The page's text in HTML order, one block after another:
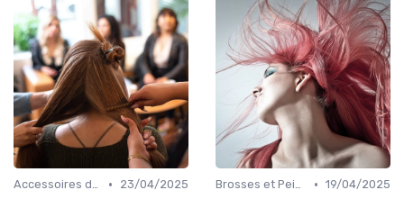
Accessoires de Coiffure pour Cheveux Texturés •
23/04/2025
Brosses et Peignes Spéciaux • 19/04/2025